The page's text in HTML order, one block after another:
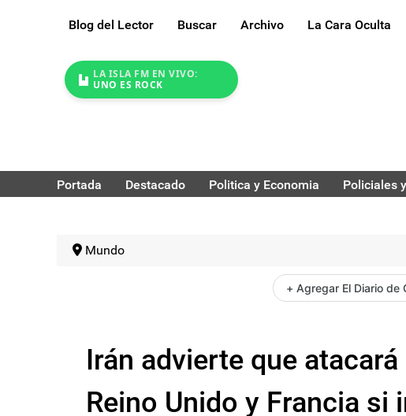
Blog del Lector Buscar Archivo La Cara Oculta
LA ISLA FM EN VIVO:
UNO ES ROCK
Portada Destacado Politica y Economia Policiales
Mundo
+ Agregar El Diario de
Irán advierte que atacará
Reino Unido y Francia si